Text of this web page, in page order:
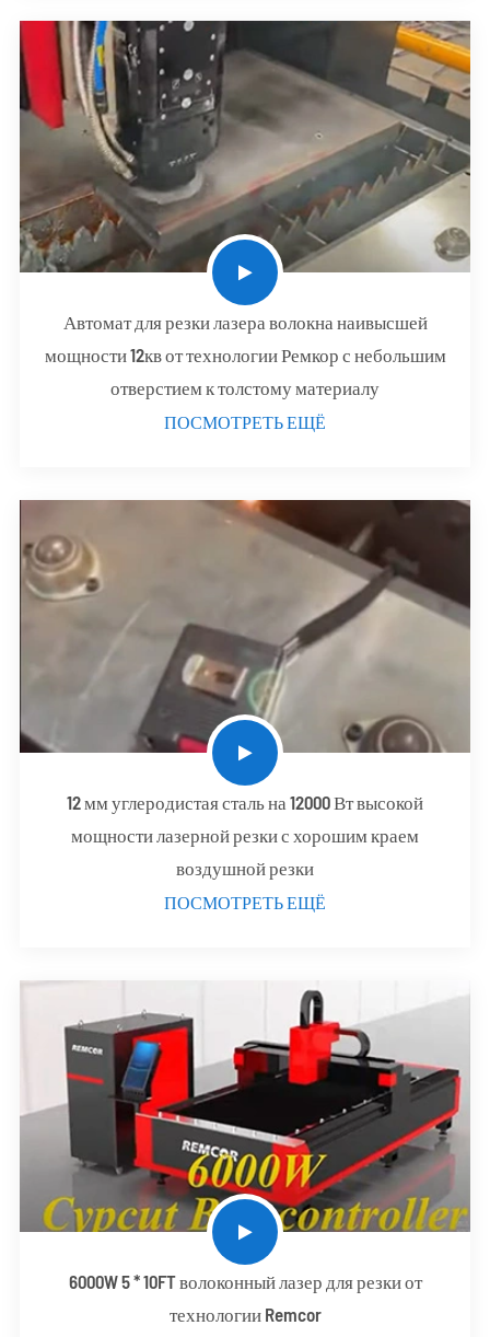
Автомат для резки лазера волокна наивысшей
мощности 12кв от технологии Ремкор с небольшим
отверстием к толстому материалу
ПОСМОТРЕТЬ ЕЩЁ
12 мм углеродистая сталь на 12000 Вт высокой
мощности лазерной резки с хорошим краем
воздушной резки
ПОСМОТРЕТЬ ЕЩЁ
6000W 5 * 10FT волоконный лазер для резки от
технологии Remcor